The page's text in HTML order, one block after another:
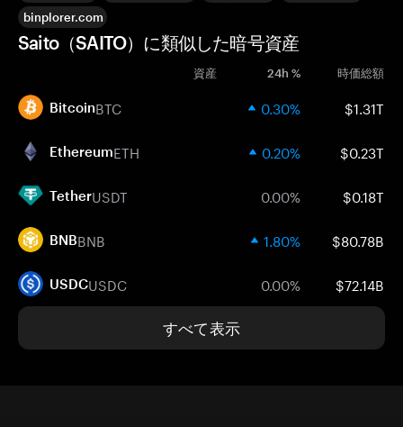
binplorer.com
Saito（SAITO）に類似した暗号資産
資産 24h % 時価総額
BitcoinBTC 0.30% $1.31T
EthereumETH 0.20% $0.23T
TetherUSDT 0.00% $0.18T
BNBBNB 1.80% $80.78B
USDCUSDC 0.00% $72.14B
すべて表示